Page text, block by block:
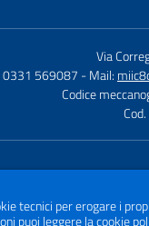
Via
0331 569087 - Mail:
Codice
tecnici per erogare i
puoi leggere lacookie